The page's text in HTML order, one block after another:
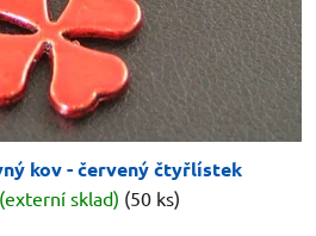
kov - červený čtyřlístek
sklad) (50 ks)